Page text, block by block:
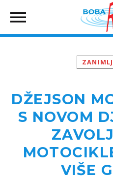
DŽEJSON
S NOVOM
VIŠE